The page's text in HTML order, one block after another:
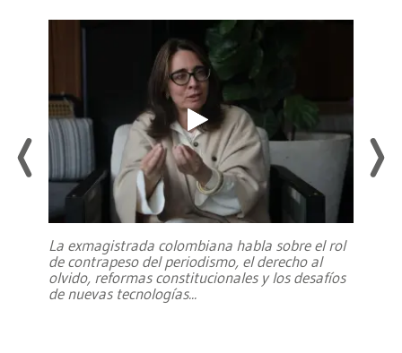
La exmagistrada colombiana habla sobre el rol
de contrapeso del periodismo, el derecho al
olvido, reformas constitucionales y los desafíos
de nuevas tecnologías...